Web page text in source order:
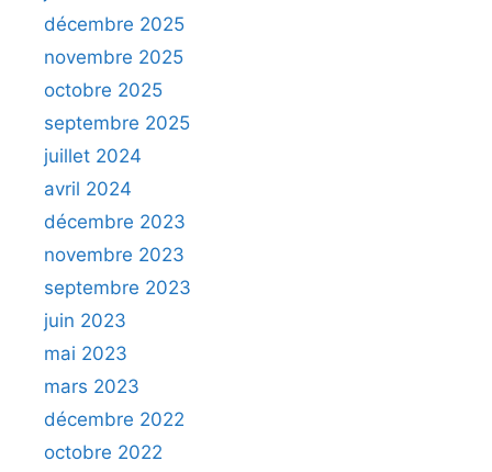
décembre 2025
novembre 2025
octobre 2025
septembre 2025
juillet 2024
avril 2024
décembre 2023
novembre 2023
septembre 2023
juin 2023
mai 2023
mars 2023
décembre 2022
octobre 2022